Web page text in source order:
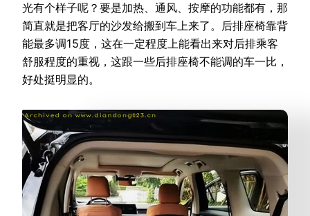
光有个样子呢？要是加热、通风、按摩的功能都有，那
简直就是把客厅的沙发给搬到车上来了。后排座椅靠背
能最多调15度，这在一定程度上能看出来对后排乘客
舒服程度的重视，这跟一些后排座椅不能调的车一比，
好处挺明显的。